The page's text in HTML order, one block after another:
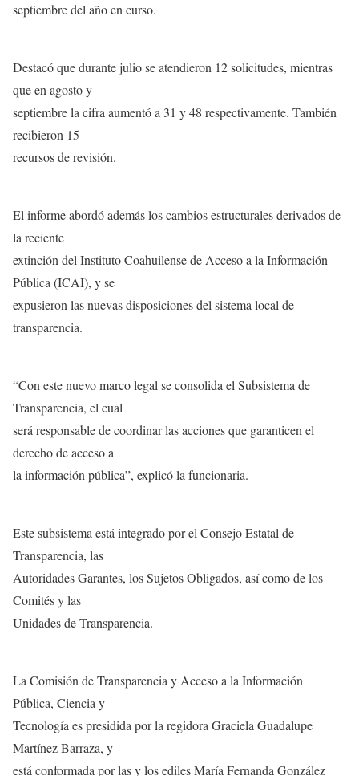
septiembre del año en curso.
Destacó que durante julio se atendieron 12 solicitudes, mientras
que en agosto y
septiembre la cifra aumentó a 31 y 48 respectivamente. También
recibieron 15
recursos de revisión.
El informe abordó además los cambios estructurales derivados de
la reciente
extinción del Instituto Coahuilense de Acceso a la Información
Pública (ICAI), y se
expusieron las nuevas disposiciones del sistema local de
transparencia.
“Con este nuevo marco legal se consolida el Subsistema de
Transparencia, el cual
será responsable de coordinar las acciones que garanticen el
derecho de acceso a
la información pública”, explicó la funcionaria.
Este subsistema está integrado por el Consejo Estatal de
Transparencia, las
Autoridades Garantes, los Sujetos Obligados, así como de los
Comités y las
Unidades de Transparencia.
La Comisión de Transparencia y Acceso a la Información
Pública, Ciencia y
Tecnología es presidida por la regidora Graciela Guadalupe
Martínez Barraza, y
está conformada por las y los ediles María Fernanda González